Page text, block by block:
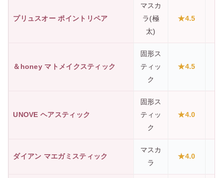
プリュスオー ポイントリペア
マスカ
ラ(極
太)
★4.5
＆honey マトメイクスティック
固形ス
ティッ
ク
★4.5
UNOVE ヘアスティック
固形ス
ティッ
ク
★4.0
ダイアン マエガミスティック
マスカ
ラ
★4.0